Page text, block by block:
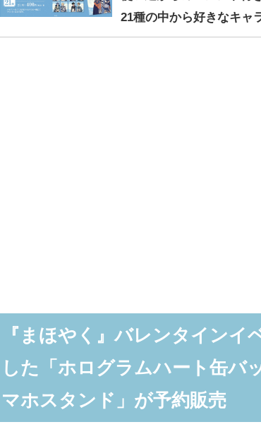
21種の中から好きなキャ
『まほやく』バレンタインイ
した「ホログラムハート缶バ
マホスタンド」が予約販売